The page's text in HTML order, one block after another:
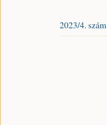
2023/4. szám